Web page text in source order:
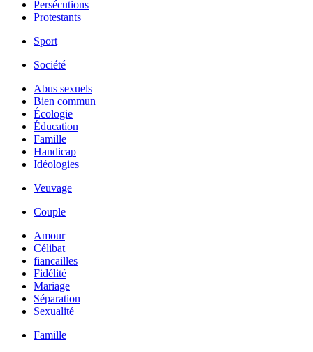
Persécutions
Protestants
Sport
Société
Abus sexuels
Bien commun
Écologie
Éducation
Famille
Handicap
Idéologies
Veuvage
Couple
Amour
Célibat
fiancailles
Fidélité
Mariage
Séparation
Sexualité
Famille